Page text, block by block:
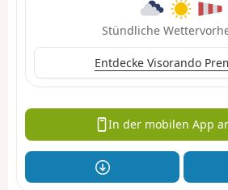
Stündliche
Entdecke Visorando
In der mobilen App